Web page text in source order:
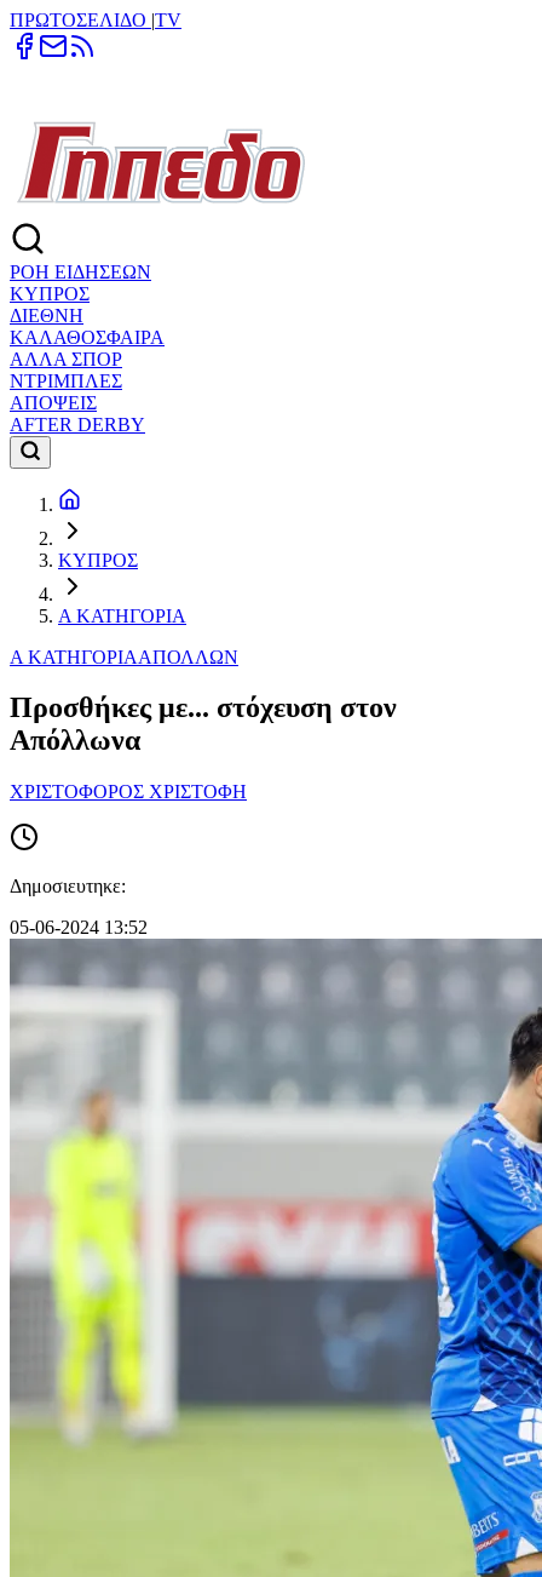
ΠΡΩΤΟΣΕΛΙΔΟ |TV
ΡΟΗ ΕΙΔΗΣΕΩΝ
ΚΥΠΡΟΣ
ΔΙΕΘΝΗ
ΚΑΛΑΘΟΣΦΑΙΡΑ
ΑΛΛΑ ΣΠΟΡ
ΝΤΡΙΜΠΛΕΣ
ΑΠΟΨΕΙΣ
AFTER DERBY
ΚΥΠΡΟΣ
Α ΚΑΤΗΓΟΡΙΑ
Α ΚΑΤΗΓΟΡΙΑΑΠΟΛΛΩΝ
Προσθήκες με... στόχευση στον
Απόλλωνα
ΧΡΙΣΤΟΦΟΡΟΣ ΧΡΙΣΤΟΦΗ
Δημοσιευτηκε:
05-06-2024 13:52